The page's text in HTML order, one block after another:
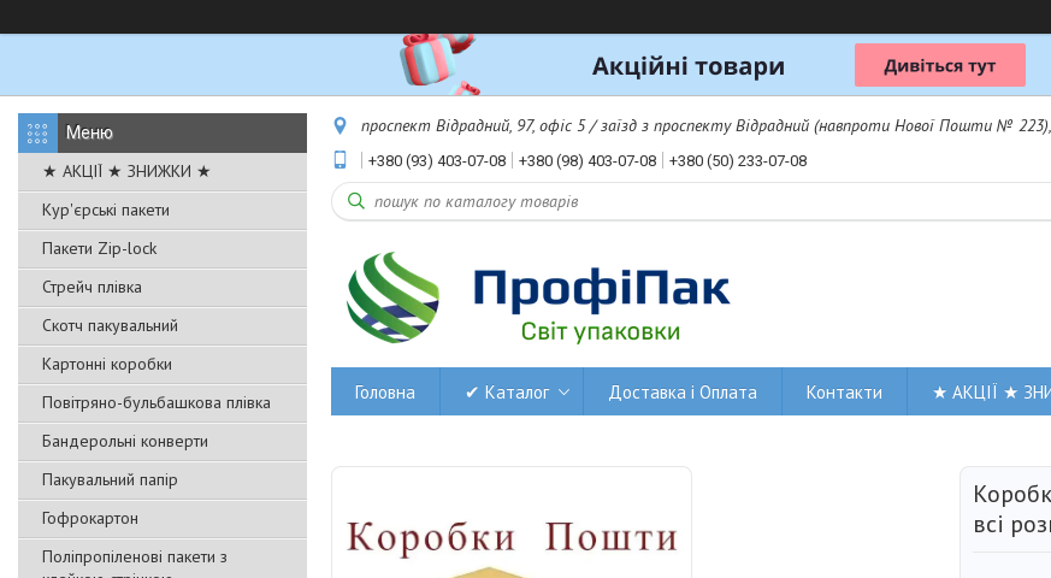
★ АКЦІЇ ★ ЗНИЖКИ ★
Кур'єрські пакети
Пакети Zip-lock
Стрейч плівка
Скотч пакувальний
Картонні коробки
Повітряно-бульбашкова плівка
Бандерольні конверти
Пакувальний папір
Гофрокартон
Поліпропіленові пакети з
проспект Відрадний, 97, офіс 5 / заїзд з проспекту Відрадний (навпроти Нової Пошти № 223),
+380 (93) 403-07-08 +380 (98) 403-07-08 +380 (50) 233-07-08
Головна ✔ Каталог Доставка і Оплата Контакти ★ АКЦІЇ ★
всі